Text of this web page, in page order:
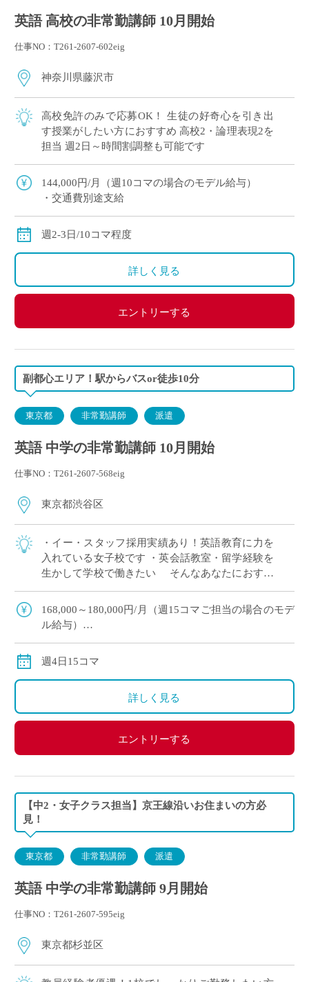
英語 高校の非常勤講師 10月開始
仕事NO：T261-2607-602eig
神奈川県藤沢市
高校免許のみで応募OK！ 生徒の好奇心を引き出
す授業がしたい方におすすめ 高校2・論理表現2を
担当 週2日～時間割調整も可能です
144,000円/月（週10コマの場合のモデル給与）
・交通費別途支給
週2-3日/10コマ程度
詳しく見る
エントリーする
副都心エリア！駅からバスor徒歩10分
東京都 非常勤講師 派遣
英語 中学の非常勤講師 10月開始
仕事NO：T261-2607-568eig
東京都渋谷区
・イー・スタッフ採用実績あり！英語教育に力を
入れている女子校です ・英会話教室・留学経験を
生かして学校で働きたい そんなあなたにおすす
168,000～180,000円/月（週15コマご担当の場合のモデ
ル給与）
※交通費別途支給
週4日15コマ
詳しく見る
エントリーする
【中2・女子クラス担当】京王線沿いお住まいの方必
見！
東京都 非常勤講師 派遣
英語 中学の非常勤講師 9月開始
仕事NO：T261-2607-595eig
東京都杉並区